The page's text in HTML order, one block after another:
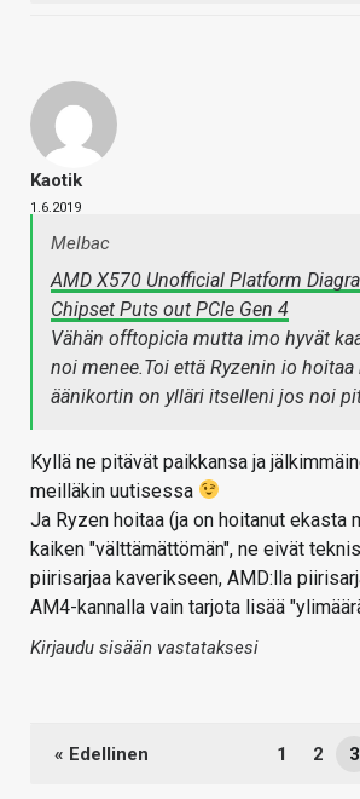
Kaotik
1.6.2019
Melbac
AMD X570 Unofficial Platform
Chipset Puts out PCIe Gen 4
Vähän offtopicia mutta imo hyvät
noi menee.Toi että Ryzenin io
äänikortin on ylläri itselleni jos noi
Kyllä ne pitävät paikkansa ja
meilläkin uutisessa
Ja Ryzen hoitaa (ja on hoitanut ekasta
kaiken "välttämättömän", ne eivät
piirisarjaa kaverikseen, AMD:lla
AM4-kannalla vain tarjota lisää
Kirjaudu sisään vastataksesi
« Edellinen 1 2 3